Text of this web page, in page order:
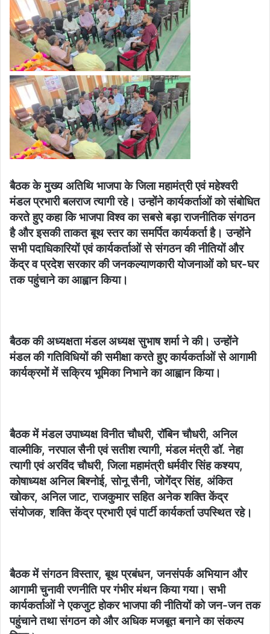
बैठक के मुख्य अतिथि भाजपा के जिला महामंत्री एवं महेश्वरी
मंडल प्रभारी बलराज त्यागी रहे। उन्होंने कार्यकर्ताओं को संबोधित
करते हुए कहा कि भाजपा विश्व का सबसे बड़ा राजनीतिक संगठन
है और इसकी ताकत बूथ स्तर का समर्पित कार्यकर्ता है। उन्होंने
सभी पदाधिकारियों एवं कार्यकर्ताओं से संगठन की नीतियों और
केंद्र व प्रदेश सरकार की जनकल्याणकारी योजनाओं को घर-घर
तक पहुंचाने का आह्वान किया।
बैठक की अध्यक्षता मंडल अध्यक्ष सुभाष शर्मा ने की। उन्होंने
मंडल की गतिविधियों की समीक्षा करते हुए कार्यकर्ताओं से आगामी
कार्यक्रमों में सक्रिय भूमिका निभाने का आह्वान किया।
बैठक में मंडल उपाध्यक्ष विनीत चौधरी, रॉबिन चौधरी, अनिल
वाल्मीकि, नरपाल सैनी एवं सतीश त्यागी, मंडल मंत्री डॉ. नेहा
त्यागी एवं अरविंद चौधरी, जिला महामंत्री धर्मवीर सिंह कश्यप,
कोषाध्यक्ष अनिल बिश्नोई, सोनू सैनी, जोगेंद्र सिंह, अंकित
खोकर, अनिल जाट, राजकुमार सहित अनेक शक्ति केंद्र
संयोजक, शक्ति केंद्र प्रभारी एवं पार्टी कार्यकर्ता उपस्थित रहे।
बैठक में संगठन विस्तार, बूथ प्रबंधन, जनसंपर्क अभियान और
आगामी चुनावी रणनीति पर गंभीर मंथन किया गया। सभी
कार्यकर्ताओं ने एकजुट होकर भाजपा की नीतियों को जन-जन तक
पहुंचाने तथा संगठन को और अधिक मजबूत बनाने का संकल्प